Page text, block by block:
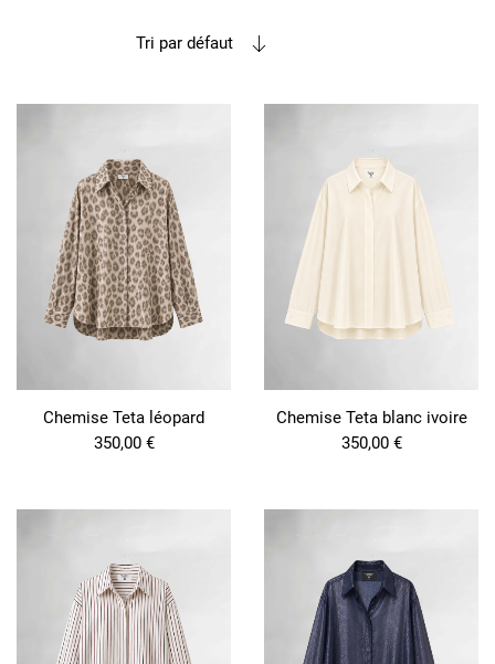
Tri par défaut
Chemise Teta léopard
350,00 €
Chemise Teta blanc ivoire
350,00 €